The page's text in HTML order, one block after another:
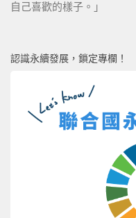
自己喜歡的樣子。」
認識永續發展，鎖定專欄！